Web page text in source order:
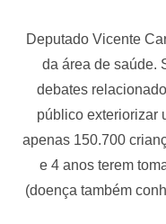
Deputado Vicente
da área de saúde.
debates
público exteriorizar
apenas 150.700
e 4 anos terem
(doença também